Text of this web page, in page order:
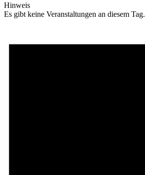
Hinweis
Es gibt keine Veranstaltungen an diesem Tag.